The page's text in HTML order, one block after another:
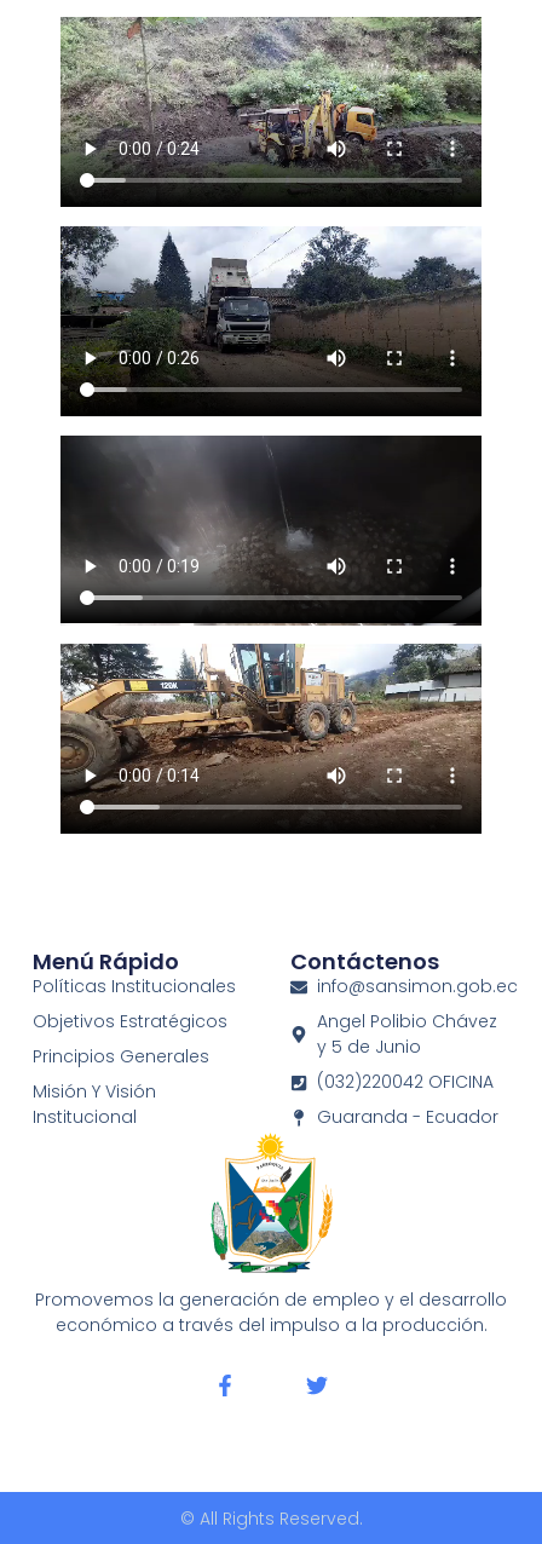
Promovemos la generación de empleo y el desarrollo
económico a través del impulso a la producción.
Menú Rápido
Políticas Institucionales
Objetivos Estratégicos
Principios Generales
Misión Y Visión
Institucional
Contáctenos
info@sansimon.gob.ec
Angel Polibio Chávez
y 5 de Junio
(032)220042 OFICINA
Guaranda - Ecuador
© All Rights Reserved.